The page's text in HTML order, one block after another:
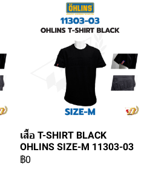
เสื้อ T-SHIRT BLACK
OHLINS SIZE-M 11303-03
฿0